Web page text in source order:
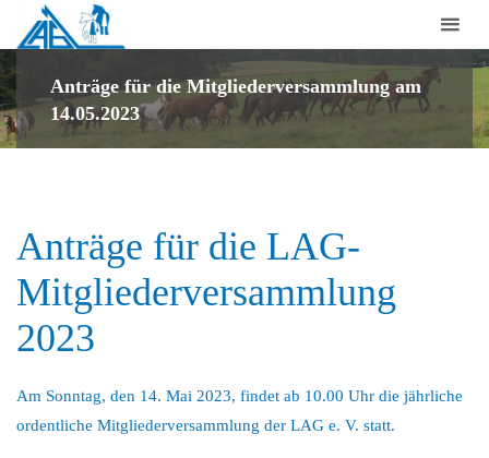
Arbeits-
Gemeinschaft
für
artgerechte
Anträge für die Mitgliederversammlung am
14.05.2023
Anträge für die LAG-
Mitgliederversammlung
2023
Am Sonntag, den 14. Mai 2023, findet ab 10.00 Uhr die jährliche
ordentliche Mitgliederversammlung der LAG e. V. statt.